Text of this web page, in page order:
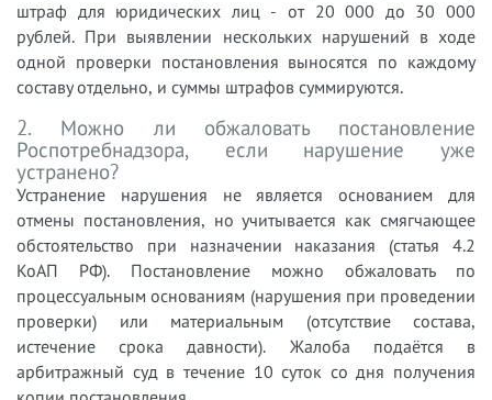
штраф для юридических лиц - от 20 000 до 30 000
рублей. При выявлении нескольких нарушений в ходе
одной проверки постановления выносятся по каждому
составу отдельно, и суммы штрафов суммируются.
2. Можно ли обжаловать постановление
Роспотребнадзора, если нарушение уже
устранено?
Устранение нарушения не является основанием для
отмены постановления, но учитывается как смягчающее
обстоятельство при назначении наказания (статья 4.2
КоАП РФ). Постановление можно обжаловать по
процессуальным основаниям (нарушения при проведении
проверки) или материальным (отсутствие состава,
истечение срока давности). Жалоба подаётся в
арбитражный суд в течение 10 суток со дня получения